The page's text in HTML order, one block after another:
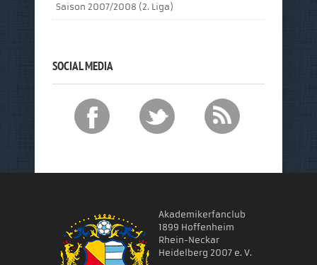
Saison 2007/2008 (2. Liga)
SOCIAL MEDIA
Akademikerfanclub
1899 Hoffenheim
Rhein-Neckar
Heidelberg 2007 e. V.